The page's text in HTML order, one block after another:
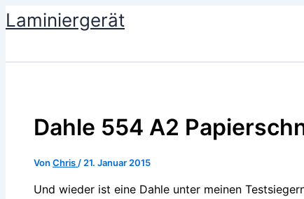
Zum
Inhalt
Laminiergerät
Dahle 554 A2
Von Chris / 21. Januar 2015
Und wieder ist eine Dahle unter meinen